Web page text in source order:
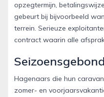
opzegtermijn,
gebeurt bij bijvoorbeeld
terrein. Serieuze
contract waarin alle
Hagenaars die hun
zomer- en